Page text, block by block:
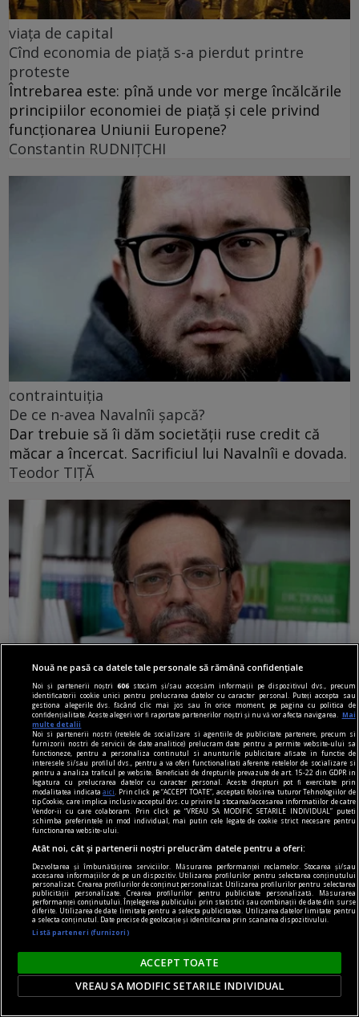
viața de capital
Cînd economia de piață s-a pierdut printre
proteste
Întrebarea este: pînă unde vor merge încălcările
principiilor economiei de piață și cele privind
funcționarea Uniunii Europene?
Constantin RUDNIŢCHI
contraintuiția
De ce n-avea Navalnîi șapcă?
Dar trebuie să îi dăm societății ruse credit că
măcar a încercat. Sacrificiul lui Navalnîi e dovada.
Teodor TIŢĂ
la răscruce de gînduri
Succesiunea
Nici Europa nu stă grozav înaintea unor alegeri
care pot să împingă în parlamentele europene
diferiți demagogi cu promisiuni maximale și
capacități mediocre.
Andrei CORNEA
Nouă ne pasă ca datele tale personale să rămână confidențiale
Noi și partenerii noștri606 stocăm și/sau accesăm informații pe dispozitivul dvs., precum
identificatorii cookie unici pentru prelucrarea datelor cu caracter personal. Puteți accepta sau
gestiona alegerile dvs. făcând clic mai jos sau în orice moment, pe pagina cu politica de
confidențialitate. Aceste alegeri vor fi raportate partenerilor noștri și nu vă vor afecta navigarea.
Mai
multe detalii
Noi si partenerii nostri (retelele de socializare si agentiile de publicitate partenere, precum si
furnizorii nostri de servicii de date analitice) prelucram date pentru a permite website-ului sa
functioneze, pentru a personaliza continutul si anunturile publicitare afisate in functie de
interesele si/sau profilul dvs., pentru a va oferi functionalitati aferente retelelor de socializare si
pentru a analiza traficul pe website. Beneficiati de drepturile prevazute de art. 15-22 din GDPR in
legatura cu prelucrarea datelor cu caracter personal. Aceste drepturi pot fi exercitate prin
modalitatea indicataaici
. Prin click pe “ACCEPT TOATE”, acceptati folosirea tuturor Tehnologiilor de
tip Cookie, care implica inclusiv acceptul dvs. cu privire la stocarea/accesarea informatiilor de catre
Vendor-ii cu care colaboram. Prin click pe “VREAU SA MODIFIC SETARILE INDIVIDUAL” puteti
schimba preferintele in mod individual, mai putin cele legate de cookie strict necesare pentru
functionarea website-ului.
Atât noi, cât și partenerii noștri prelucrăm datele pentru a oferi:
Dezvoltarea și îmbunătățirea serviciilor. Măsurarea performanței reclamelor. Stocarea și/sau
accesarea informațiilor de pe un dispozitiv. Utilizarea profilurilor pentru selectarea conținutului
personalizat. Crearea profilurilor de conținut personalizat. Utilizarea profilurilor pentru selectarea
publicității personalizate. Crearea profilurilor pentru publicitate personalizată. Măsurarea
performanței conținutului. Înțelegerea publicului prin statistici sau combinații de date din surse
diferite. Utilizarea de date limitate pentru a selecta publicitatea. Utilizarea datelor limitate pentru
a selecta conținutul. Date precise de geolocație și identificarea prin scanarea dispozitivului.
Listă parteneri (furnizori)
ACCEPT TOATE
VREAU SA MODIFIC SETARILE INDIVIDUAL